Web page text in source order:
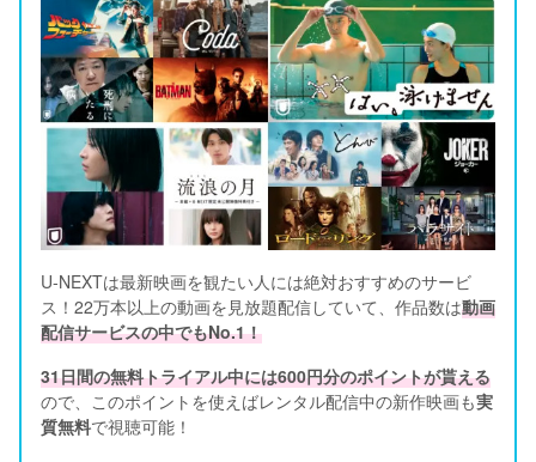
U-NEXTは最新映画を観たい人には絶対おすすめのサービ
ス！22万本以上の動画を見放題配信していて、作品数は動画
配信サービスの中でもNo.1！
31日間の無料トライアル中には600円分のポイントが貰える
ので、このポイントを使えばレンタル配信中の新作映画も実
質無料で視聴可能！